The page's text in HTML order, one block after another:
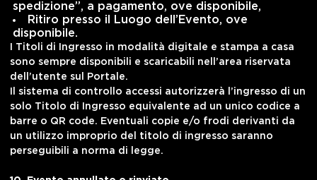
spedizione”, a pagamento, ove disponibile,
Ritiro presso il Luogo dell’Evento, ove
disponibile.
I Titoli di Ingresso in modalità digitale e stampa a casa
sono sempre disponibili e scaricabili nell’area riservata
dell’utente sul Portale.
Il sistema di controllo accessi autorizzerà l’ingresso di un
solo Titolo di Ingresso equivalente ad un unico codice a
barre o QR code. Eventuali copie e/o frodi derivanti da
un utilizzo improprio del titolo di ingresso saranno
perseguibili a norma di legge.